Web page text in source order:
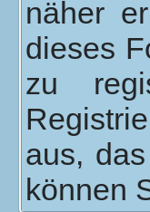
näher
dieses
zu
aus,
können